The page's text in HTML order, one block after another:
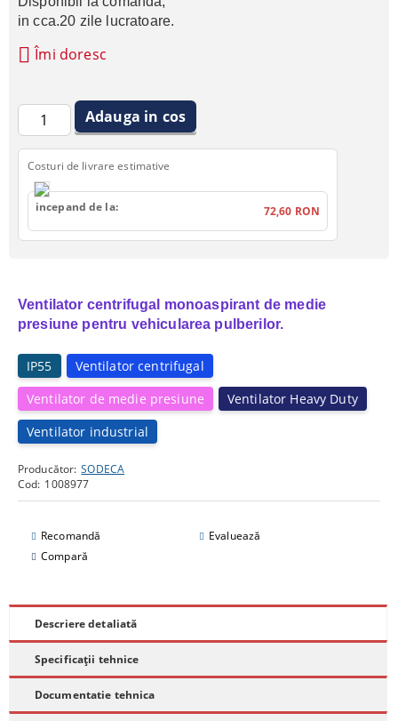
Ventilator centrifugal monoaspirant de medie
presiune pentru vehicularea pulberilor.
IP55
Ventilator centrifugal
Ventilator de medie presiune
Ventilator Heavy Duty
Ventilator industrial
Producător: SODECA
Cod: 1008977
Recomandă
Evaluează
Compară
in cca.20 zile lucratoare.
Îmi doresc
Costuri de livrare estimative
incepand de la: 72,60 RON
Descriere detaliată
Specificații tehnice
Documentatie tehnica